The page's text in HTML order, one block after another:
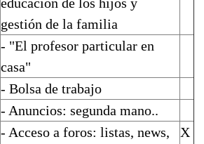
gestión de la familia
- "El profesor particular en
casa"
- Bolsa de trabajo
- Anuncios: segunda mano..
- Acceso a foros: listas, news,
X